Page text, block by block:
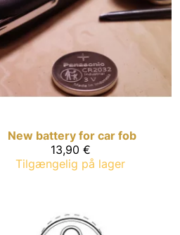
New battery for car fob
13,90 €
Tilgængelig på lager